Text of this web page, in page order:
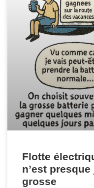
Flotte
n’est
grosse